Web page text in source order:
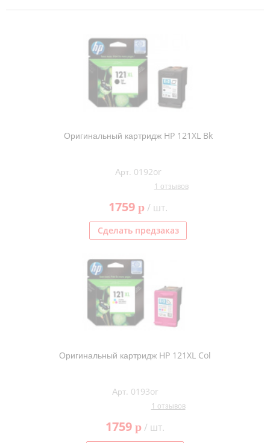
Оригинальный картридж HP 121XL Bk
Арт. 0192or
1 отзывов
1759 p/ шт.
Сделать предзаказ
Оригинальный картридж HP 121XL Col
Арт. 0193or
1 отзывов
1759 p/ шт.